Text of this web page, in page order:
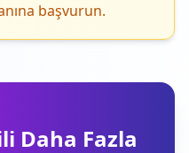
başvurun.
Daha Fazla